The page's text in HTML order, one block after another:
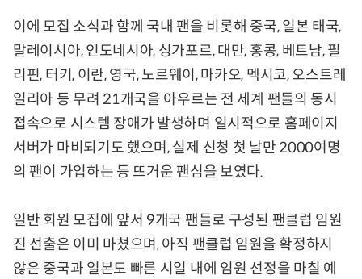
이에 모집 소식과 함께 국내 팬을 비롯해 중국, 일본 태국,
말레이시아, 인도네시아, 싱가포르, 대만, 홍콩, 베트남, 필
리핀, 터키, 이란, 영국, 노르웨이, 마카오, 멕시코, 오스트레
일리아 등 무려 21개국을 아우르는 전 세계 팬들의 동시
접속으로 시스템 장애가 발생하며 일시적으로 홈페이지
서버가 마비되기도 했으며, 실제 신청 첫 날만 2000여명
의 팬이 가입하는 등 뜨거운 팬심을 보였다.
일반 회원 모집에 앞서 9개국 팬들로 구성된 팬클럽 임원
진 선출은 이미 마쳤으며, 아직 팬클럽 임원을 확정하지
않은 중국과 일본도 빠른 시일 내에 임원 선정을 마칠 예